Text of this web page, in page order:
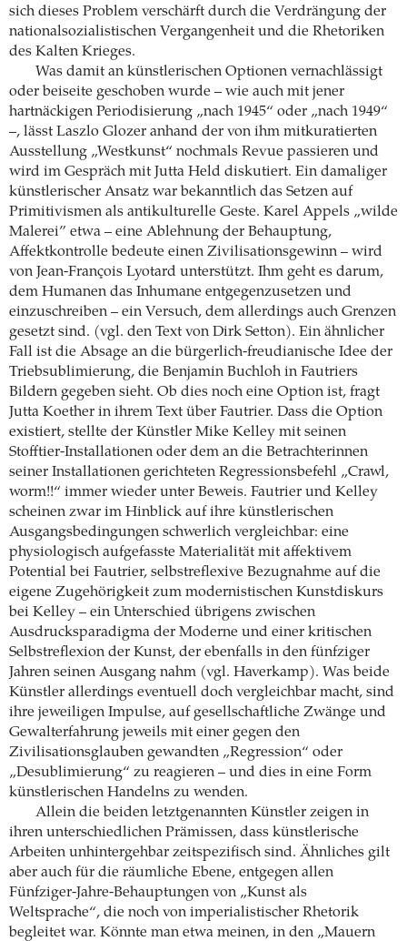
sich dieses Problem verschärft durch die Verdrängung der
nationalsozialistischen Vergangenheit und die Rhetoriken
des Kalten Krieges.
Was damit an künstlerischen Optionen vernachlässigt
oder beiseite geschoben wurde – wie auch mit jener
hartnäckigen Periodisierung „nach 1945“ oder „nach 1949“
–, lässt Laszlo Glozer anhand der von ihm mitkuratierten
Ausstellung „Westkunst“ nochmals Revue passieren und
wird im Gespräch mit Jutta Held diskutiert. Ein damaliger
künstlerischer Ansatz war bekanntlich das Setzen auf
Primitivismen als antikulturelle Geste. Karel Appels „wilde
Malerei” etwa – eine Ablehnung der Behauptung,
Affektkontrolle bedeute einen Zivilisationsgewinn – wird
von Jean-François Lyotard unterstützt. Ihm geht es darum,
dem Humanen das Inhumane entgegenzusetzen und
einzuschreiben – ein Versuch, dem allerdings auch Grenzen
gesetzt sind. (vgl. den Text von Dirk Setton). Ein ähnlicher
Fall ist die Absage an die bürgerlich-freudianische Idee der
Triebsublimierung, die Benjamin Buchloh in Fautriers
Bildern gegeben sieht. Ob dies noch eine Option ist, fragt
Jutta Koether in ihrem Text über Fautrier. Dass die Option
existiert, stellte der Künstler Mike Kelley mit seinen
Stofftier-Installationen oder dem an die Betrachterinnen
seiner Installationen gerichteten Regressionsbefehl „Crawl,
worm!!“ immer wieder unter Beweis. Fautrier und Kelley
scheinen zwar im Hinblick auf ihre künstlerischen
Ausgangsbedingungen schwerlich vergleichbar: eine
physiologisch aufgefasste Materialität mit affektivem
Potential bei Fautrier, selbstreflexive Bezugnahme auf die
eigene Zugehörigkeit zum modernistischen Kunstdiskurs
bei Kelley – ein Unterschied übrigens zwischen
Ausdrucksparadigma der Moderne und einer kritischen
Selbstreflexion der Kunst, der ebenfalls in den fünfziger
Jahren seinen Ausgang nahm (vgl. Haverkamp). Was beide
Künstler allerdings eventuell doch vergleichbar macht, sind
ihre jeweiligen Impulse, auf gesellschaftliche Zwänge und
Gewalterfahrung jeweils mit einer gegen den
Zivilisationsglauben gewandten „Regression“ oder
„Desublimierung“ zu reagieren – und dies in eine Form
künstlerischen Handelns zu wenden.
Allein die beiden letztgenannten Künstler zeigen in
ihren unterschiedlichen Prämissen, dass künstlerische
Arbeiten unhintergehbar zeitspezifisch sind. Ähnliches gilt
aber auch für die räumliche Ebene, entgegen allen
Fünfziger-Jahre-Behauptungen von „Kunst als
Weltsprache“, die noch von imperialistischer Rhetorik
begleitet war. Könnte man etwa meinen, in den „Mauern